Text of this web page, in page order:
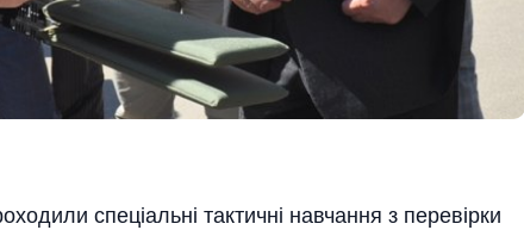
спеціальні тактичні навчання з перевірки